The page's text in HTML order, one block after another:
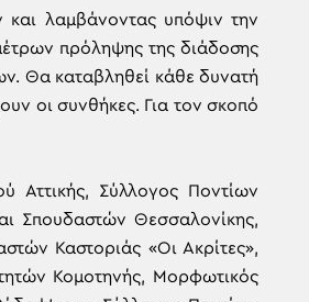
λαμβάνοντας υπόψιν την
πρόληψης της διάδοσης
Θα καταβληθεί κάθε δυνατή
οι συνθήκες. Για τον σκοπό
Αττικής, Σύλλογος Ποντίων
Σπουδαστών Θεσσαλονίκης,
Καστοριάς «Οι Ακρίτες»,
Κομοτηνής, Μορφωτικός